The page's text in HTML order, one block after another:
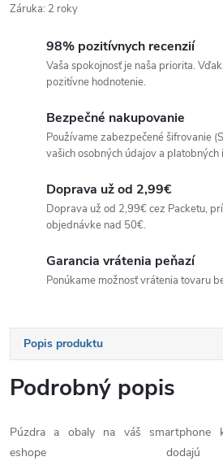
Záruka: 2 roky
98% pozitívnych recenzií
Vaša spokojnosť je naša priorita.
pozitívne hodnotenie.
Bezpečné nakupovanie
Používame zabezpečené šifrovanie
vašich osobných údajov a platobných
Doprava už od 2,99€
Doprava už od 2,99€ cez Packetu,
objednávke nad 50€.
Garancia vrátenia peňazí
Ponúkame možnosť vrátenia tovaru
Popis produktu
Podrobný popis
Púzdra a obaly na váš smartphone
eshope